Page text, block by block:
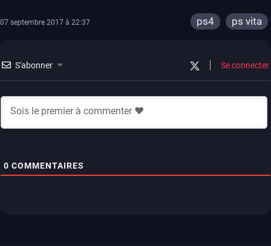
07 septembre 2017 à 22:37 ps4 ps vita
S'abonner Se connecter
0 COMMENTAIRES